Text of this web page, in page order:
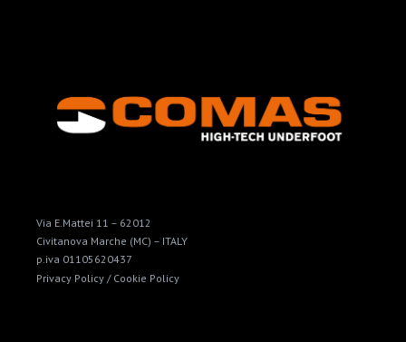
Via E.Mattei 11 – 62012
Civitanova Marche (MC) – ITALY
p.iva 01105620437
Privacy Policy / Cookie Policy